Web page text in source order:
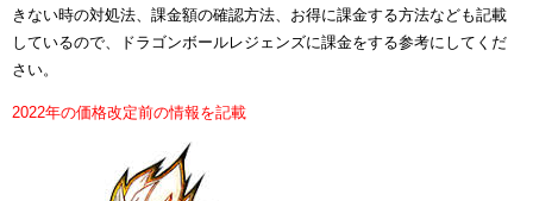
きない時の対処法、課金額の確認方法、お得に課金する方法なども記載
しているので、ドラゴンボールレジェンズに課金をする参考にしてくだ
さい。
2022年の価格改定前の情報を記載